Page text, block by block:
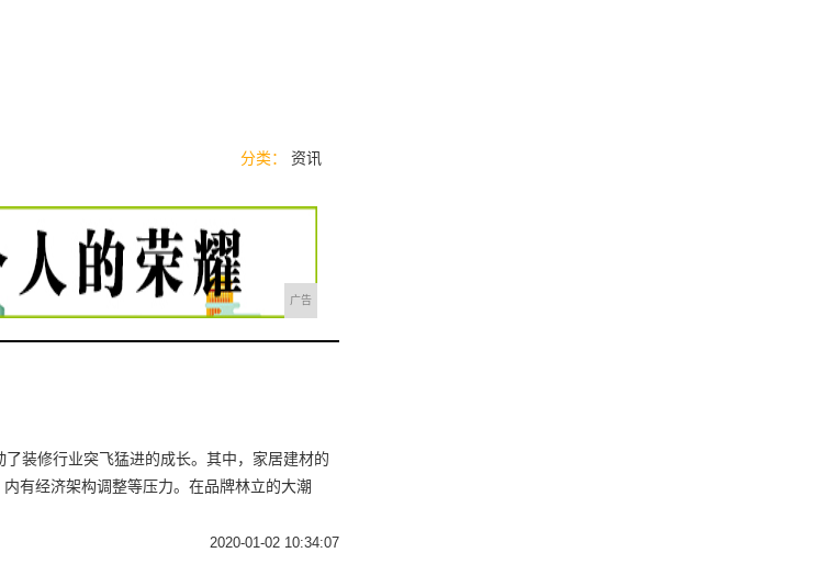
分类： 资讯
广告
装修行业突飞猛进的成长。其中，家居建材的
有经济架构调整等压力。在品牌林立的大潮
2020-01-02 10:34:07